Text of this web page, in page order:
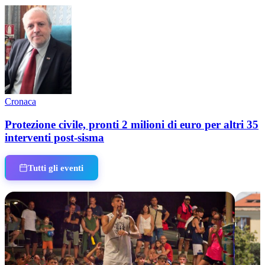
Cronaca
Protezione civile, pronti 2 milioni di euro per altri 35
interventi post-sisma
Tutti gli eventi